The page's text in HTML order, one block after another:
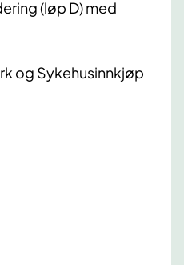
(løp D) med
og Sykehusinnkjøp